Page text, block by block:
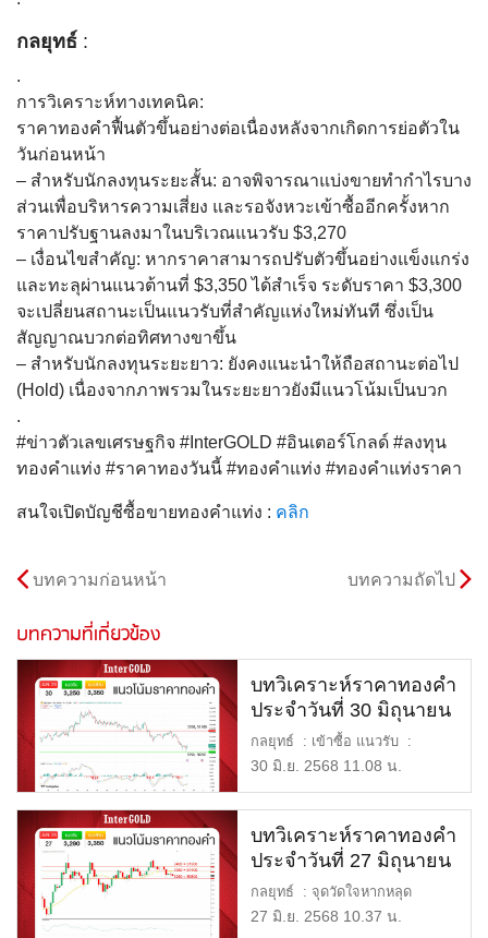
กลยุทธ์ :
.
การวิเคราะห์ทางเทคนิค:
ราคาทองคำฟื้นตัวขึ้นอย่างต่อเนื่องหลังจากเกิดการย่อตัวใน
วันก่อนหน้า
– สำหรับนักลงทุนระยะสั้น: อาจพิจารณาแบ่งขายทำกำไรบาง
ส่วนเพื่อบริหารความเสี่ยง และรอจังหวะเข้าซื้ออีกครั้งหาก
ราคาปรับฐานลงมาในบริเวณแนวรับ $3,270
– เงื่อนไขสำคัญ: หากราคาสามารถปรับตัวขึ้นอย่างแข็งแกร่ง
และทะลุผ่านแนวต้านที่ $3,350 ได้สำเร็จ ระดับราคา $3,300
จะเปลี่ยนสถานะเป็นแนวรับที่สำคัญแห่งใหม่ทันที ซึ่งเป็น
สัญญาณบวกต่อทิศทางขาขึ้น
– สำหรับนักลงทุนระยะยาว: ยังคงแนะนำให้ถือสถานะต่อไป
(Hold) เนื่องจากภาพรวมในระยะยาวยังมีแนวโน้มเป็นบวก
.
#ข่าวตัวเลขเศรษฐกิจ #InterGOLD #อินเตอร์โกลด์ #ลงทุน
ทองคำแท่ง #ราคาทองวันนี้ #ทองคำแท่ง #ทองคำแท่งราคา
สนใจเปิดบัญชีซื้อขายทองคำแท่ง : คลิก
บทความก่อนหน้า บทความถัดไป
บทความที่เกี่ยวข้อง
บทวิเคราะห์ราคาทองคำ
ประจำวันที่ 30 มิถุนายน
2568
กลยุทธ์ : เข้าซื้อ แนวรับ :
$3,250 หรือ 50,200 บาท […]
30 มิ.ย. 2568 11.08 น.
บทวิเคราะห์ราคาทองคำ
ประจำวันที่ 27 มิถุนายน
2568
กลยุทธ์ : จุดวัดใจหากหลุด
$3,290 มีโอกาสร่วงแรง แนวรับ
27 มิ.ย. 2568 10.37 น.